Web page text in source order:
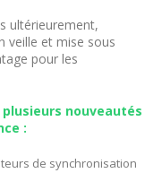
ultérieurement,
veille et mise sous
pour les
nouveautés
:
de synchronisation